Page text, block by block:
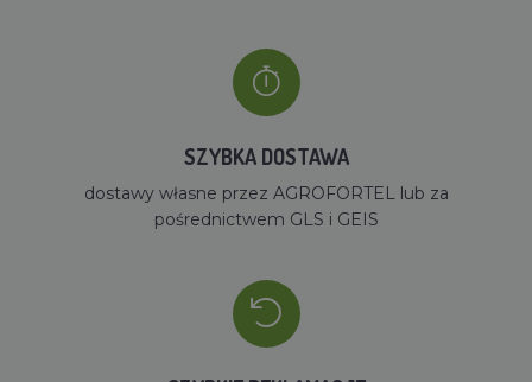
SZYBKA DOSTAWA
dostawy własne przez AGROFORTEL lub za
pośrednictwem GLS i GEIS